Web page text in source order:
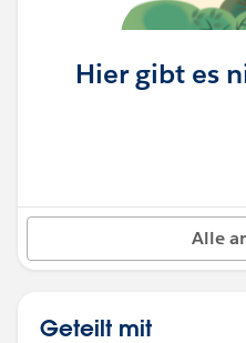
Hier gibt es
Alle
Geteilt mit